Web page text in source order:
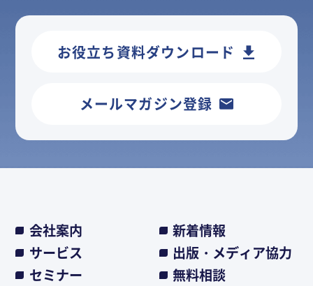
お役立ち資料ダウンロード
メールマガジン登録
会社案内
新着情報
サービス
出版・メディア協力
セミナー
無料相談